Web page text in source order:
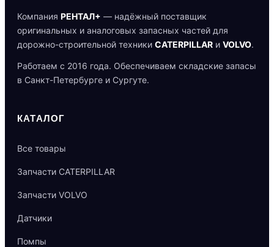
Компания РЕНТАЛ+ — надёжный поставщик
оригинальных и аналоговых запасных частей для
дорожно-строительной техники CATERPILLAR и VOLVO.
Работаем с 2016 года. Обеспечиваем складские запасы
в Санкт-Петербурге и Сургуте.
КАТАЛОГ
Все товары
Запчасти CATERPILLAR
Запчасти VOLVO
Датчики
Помпы